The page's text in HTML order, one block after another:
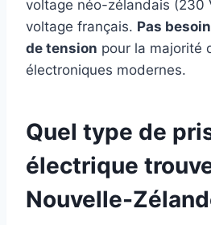
voltage néo-zélandais (230
voltage français. Pas
de tension pour la majorité
électroniques modernes.
Quel type de
électrique
Nouvelle-